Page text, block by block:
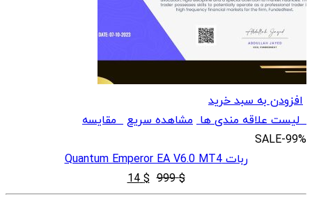
افزودن به سبد خرید
لیست علاقه مندی ها مشاهده سریعمقایسه
SALE-99%
ربات Quantum Emperor EA V6.0 MT4
$
999
قیمت
اصلی
$
14
قیمت
فعلی